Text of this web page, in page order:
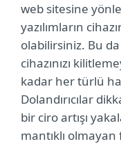
web sitesine
yazılımların
olabilirsiniz. Bu
cihazınızı
kadar her türlü
Dolandırıcılar
bir ciro artışı
mantıklı